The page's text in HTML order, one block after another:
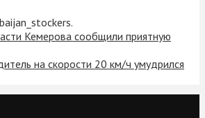
Кемерова сообщили приятную
на скорости 20 км/ч умудрился